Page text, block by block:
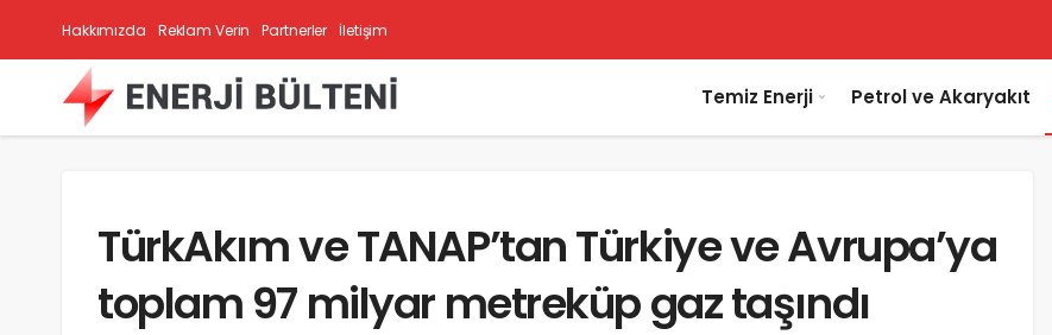
Hakkımızda Reklam Verin Partnerler İletişim
Temiz Enerji Petrol ve Akaryakıt
TürkAkım ve TANAP’tan Türkiye ve Avrupa’ya
toplam 97 milyar metreküp gaz taşındı